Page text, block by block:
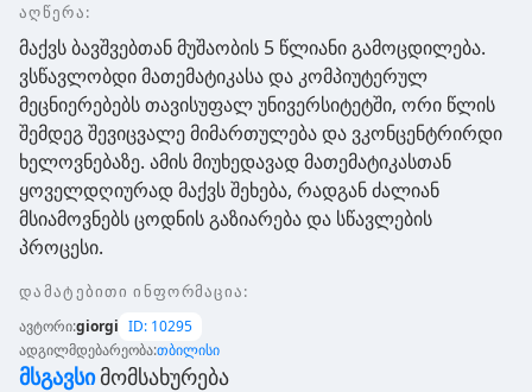
აღწერა:
მაქვს ბავშვებთან მუშაობის 5 წლიანი გამოცდილება.
ვსწავლობდი მათემატიკასა და კომპიუტერულ
მეცნიერებებს თავისუფალ უნივერსიტეტში, ორი წლის
შემდეგ შევიცვალე მიმართულება და ვკონცენტრირდი
ხელოვნებაზე. ამის მიუხედავად მათემატიკასთან
ყოველდღიურად მაქვს შეხება, რადგან ძალიან
მსიამოვნებს ცოდნის გაზიარება და სწავლების
პროცესი.
დამატებითი ინფორმაცია:
ავტორი:giorgi ID: 10295
ადგილმდებარეობა:თბილისი
Მსგავსი Მომსახურება